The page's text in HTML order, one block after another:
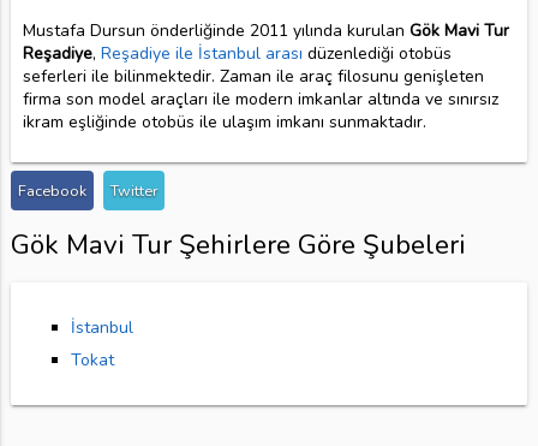
Mustafa Dursun önderliğinde 2011 yılında kurulan Gök Mavi Tur
Reşadiye, Reşadiye ile İstanbul arası düzenlediği otobüs
seferleri ile bilinmektedir. Zaman ile araç filosunu genişleten
firma son model araçları ile modern imkanlar altında ve sınırsız
ikram eşliğinde otobüs ile ulaşım imkanı sunmaktadır.
Facebook Twitter
Gök Mavi Tur Şehirlere Göre Şubeleri
İstanbul
Tokat